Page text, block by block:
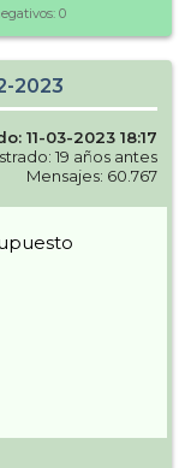
0
2023
11-03-2023 18:17
19 años antes
Mensajes: 60.767